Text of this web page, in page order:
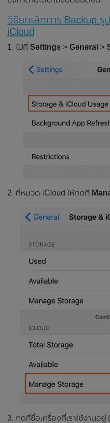
วิธียกเลิกการ Backup รู
iCloud
1. ไปที่ Settings > General >
2. ที่หมวด iCloud ให้กดที่
3. กดที่ชื่อเครื่องที่เราใช้งานอยู่